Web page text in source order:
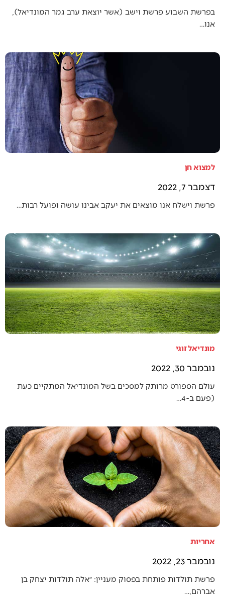
בפרשת השבוע פרשת וישב (אשר יוצאת ערב גמר המונדיאל),
אנו…
למצוא חן
דצמבר 7, 2022
פרשת וישלח אנו מוצאים את יעקב אבינו עושה ופועל רבות…
מונדיאל זוגי
נובמבר 30, 2022
עולם הספורט מרותק למסכים בשל המונדיאל המתקיים כעת
(פעם ב-4…
אחריות
נובמבר 23, 2022
פרשת תולדות פותחת בפסוק מעניין: ״אלה תולדות יצחק בן
אברהם,…